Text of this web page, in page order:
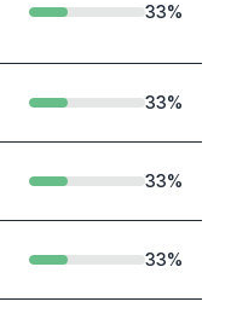
33%
33%
33%
33%